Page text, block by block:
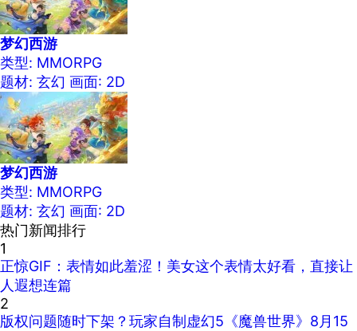
梦幻西游
类型: MMORPG
题材: 玄幻 画面: 2D
梦幻西游
类型: MMORPG
题材: 玄幻 画面: 2D
热门新闻排行
1
正惊GIF：表情如此羞涩！美女这个表情太好看，直接让
人遐想连篇
2
版权问题随时下架？玩家自制虚幻5《魔兽世界》8月15